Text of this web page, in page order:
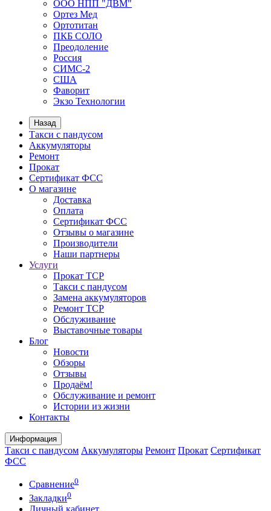
ООО НПП "ДВМ"
Ортез Мед
Ортотитан
ПКБ СОЛО
Преодоление
Россия
СИМС-2
США
Фаворит
Экзо Технологии
Назад
Такси с пандусом
Аккумуляторы
Ремонт
Прокат
Сертификат ФСС
О магазине
Доставка
Оплата
Сертификат ФСС
Отзывы о магазине
Производители
Наши партнеры
Услуги
Прокат ТСР
Такси с пандусом
Замена аккумуляторов
Ремонт ТСР
Обслуживание
Выставочные товары
Блог
Новости
Обзоры
Отзывы
Продаём!
Обслуживание и ремонт
Истории из жизни
Контакты
Информация
Такси с пандусом Аккумуляторы Ремонт Прокат Сертификат
ФСС
Сравнение0
Закладки0
Личный кабинет